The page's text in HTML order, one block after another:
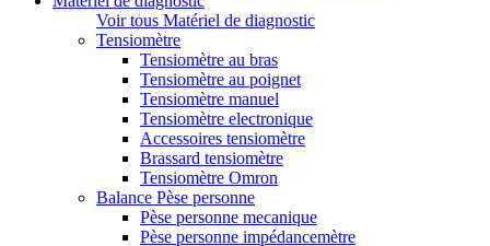
Voir tous Matériel de diagnostic
Tensiomètre
Tensiomètre au bras
Tensiomètre au poignet
Tensiomètre manuel
Tensiomètre electronique
Accessoires tensiomètre
Brassard tensiomètre
Tensiomètre Omron
Balance Pèse personne
Pèse personne mecanique
Pèse personne impédancemètre